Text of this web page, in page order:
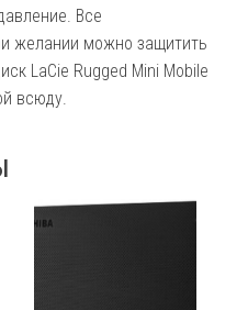
Все
желании можно защитить
LaCie Rugged Mini Mobile
всюду.